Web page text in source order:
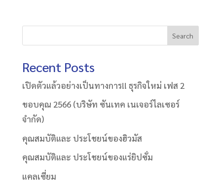
Search
Recent Posts
เปิดตัวแล้วอย่างเป็นทางการ!! ธุรกิจใหม่ เฟส 2
ขอบคุณ 2566 (บริษัท ซันเทค เนเจอร์ไลเซอร์
จำกัด)
คุณสมบัติและ ประโชยน์ของฮิวมัส
คุณสมบัติและ ประโชยน์ของแร่ยิปซั่ม
แคลเซี่ยม